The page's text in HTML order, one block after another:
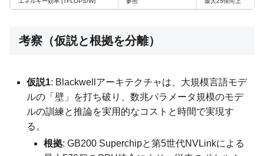
考察（仮説と根拠を分離）
仮説1: Blackwellアーキテクチャは、大規模言語モデ
ルの「壁」を打ち破り、数兆パラメータ規模のモデ
ルの訓練と推論を実用的なコストと時間で実現す
る。
根拠: GB200 Superchipと第5世代NVLinkによる